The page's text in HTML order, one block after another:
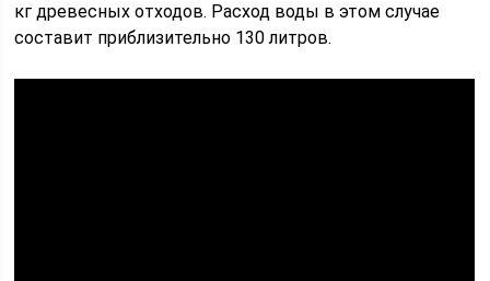
кг древесных отходов. Расход воды в этом случае
составит приблизительно 130 литров.